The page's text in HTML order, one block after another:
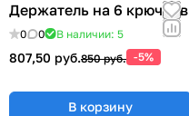
Держатель на 6 крючков
0 0 В наличии: 5
807,50 руб.850 руб. -5%
В корзину